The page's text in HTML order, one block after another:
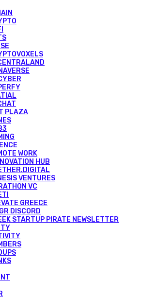
PLAZA
WORK
HUB
VENTURES
VC
GREECE
DISCORD
STARTUP PIRATE NEWSLETTER